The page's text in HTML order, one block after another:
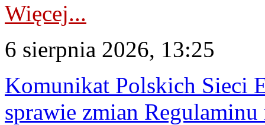
Więcej...
6 sierpnia 2026, 13:25
Komunikat Polskich Sieci
sprawie zmian